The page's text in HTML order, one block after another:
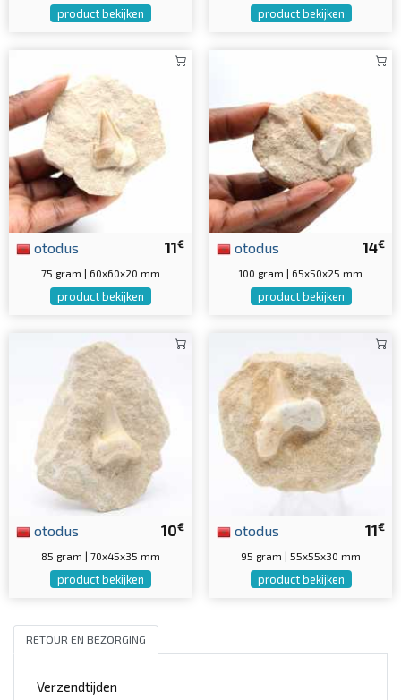
product bekijken product bekijken
11€
otodus
75 gram | 60x60x20 mm
product bekijken
14€
otodus
100 gram | 65x50x25 mm
product bekijken
10€
otodus
85 gram | 70x45x35 mm
product bekijken
11€
otodus
95 gram | 55x55x30 mm
product bekijken
RETOUR EN BEZORGING
Verzendtijden